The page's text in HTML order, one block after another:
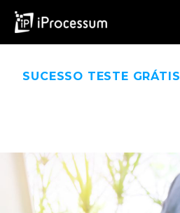
SUCESSO TESTE GRÁTIS